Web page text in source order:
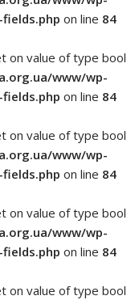
on line 84
on value of type bool
www/wp-
on line 84
on value of type bool
www/wp-
on line 84
on value of type bool
www/wp-
on line 84
on value of type bool